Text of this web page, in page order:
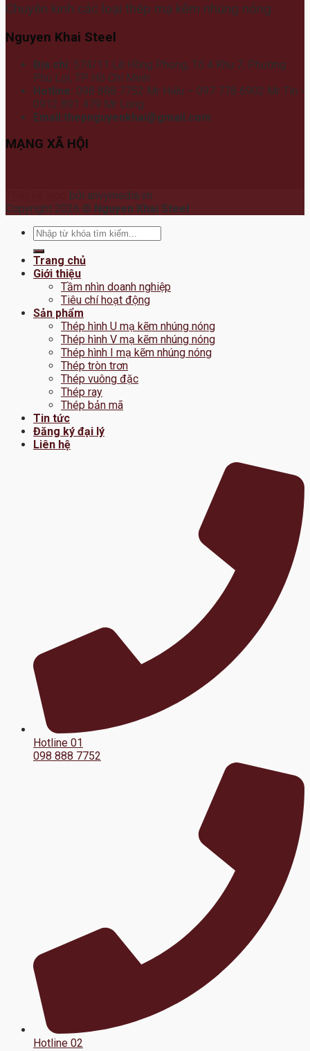
Chuyên kinh các loại thép mạ kẽm nhúng nóng
Nguyen Khai Steel
Địa chỉ: 574/11 Lê Hồng Phong, Tổ 4 Khu 7, Phường
Phú Lợi, TP Hồ Chí Minh
Hotline: 098 888 7752 Mr Hiếu – 097 778 6902 Mr Tín -
0912 891 479 Mr Long
Email:thepnguyenkhai@gmail.com
MẠNG XÃ HỘI
bởi anvymedia.vn
Copyright 2026 © Nguyen Khai Steel
Tìm
Trang chủ
Giới thiệu
Tầm nhìn doanh nghiệp
Tiêu chí hoạt động
Sản phẩm
Thép hình U mạ kẽm nhúng nóng
Thép hình V mạ kẽm nhúng nóng
Thép hình I mạ kẽm nhúng nóng
Thép tròn trơn
Thép vuông đặc
Thép ray
Thép bản mã
Tin tức
Đăng ký đại lý
Liên hệ
Hotline 01
098 888 7752
Hotline 02